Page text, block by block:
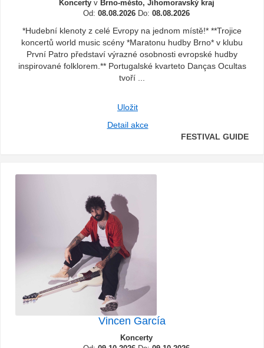
Koncertyv Brno-město, Jihomoravský kraj
Od: 08.08.2026 Do: 08.08.2026
*Hudební klenoty z celé Evropy na jednom místě!* **Trojice
koncertů world music scény *Maratonu hudby Brno* v klubu
První Patro představí výrazné osobnosti evropské hudby
inspirované folklorem.** Portugalské kvarteto Danças Ocultas
tvoří ...
Uložit
Detail akce
FESTIVAL GUIDE
Vincen García
Koncerty